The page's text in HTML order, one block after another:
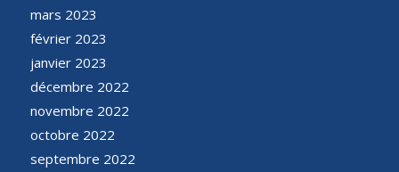
mars 2023
février 2023
janvier 2023
décembre 2022
novembre 2022
octobre 2022
septembre 2022